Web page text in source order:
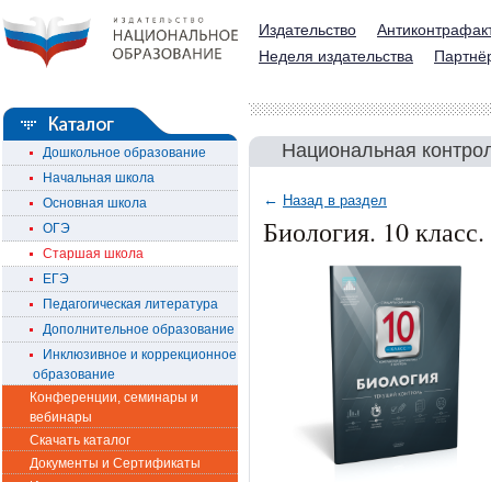
Издательство
Неделя издательства
Дошкольное образование
Начальная школа
Основная школа
ОГЭ
Старшая школа
ЕГЭ
Педагогическая литература
Дополнительное образование
Инклюзивное и коррекционное
образование
Конференции, семинары и
вебинары
Скачать каталог
Документы и Сертификаты
Национальная
← Назад в раздел
Биология. 10